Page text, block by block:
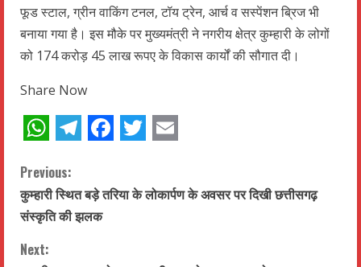
फूड स्टाल, ग्रीन वाकिंग टनल, टॉय ट्रेन, आर्च व सस्पेंशन ब्रिज भी
बनाया गया है। इस मौके पर मुख्यमंत्री ने नगरीय क्षेत्र कुम्हारी के लोगों
को 174 करोड़ 45 लाख रूपए के विकास कार्यों की सौगात दी।
Share Now
C
o
n
Previous:
कुम्हारी स्थित बड़े तरिया के लोकार्पण के अवसर पर दिखी छत्तीसगढ़
संस्कृति की झलक
Next: